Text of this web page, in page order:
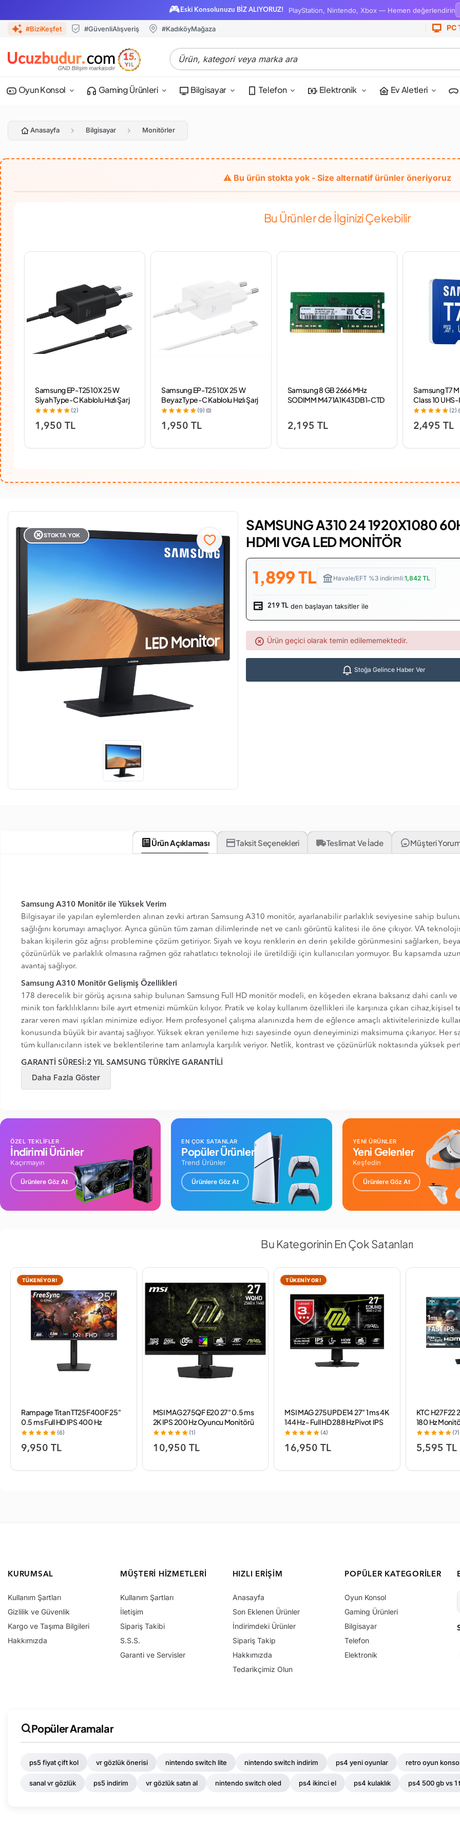
🎮 Eski Konsolunuzu BİZ ALIYORUZ! PlayStation, Nintendo, Xbox — Hemen değerlendirin
#BiziKeşfet #GüvenliAlışveriş #KadıköyMağaza PC
Oyun Konsol Gaming Ürünleri Bilgisayar Telefon Elektronik Ev Aletleri
Anasayfa Bilgisayar Monitörler
Bu Ürünler de İlginizi Çekebilir
Samsung EP-T2510X 25 W
Siyah Type-C Kablolu Hızlı Şarj
Aleti
(2)
1,950 TL
Samsung EP-T2510X 25 W
Beyaz Type-C Kablolu Hızlı Şarj
Aleti
(9)
1,950 TL
Samsung 8 GB 2666 MHz
SODIMM M471A1K43DB1-CTD
2,195 TL
Samsung T7
Class 10
Micro SD Kart
(2)
2,495 TL
STOKTA YOK
SAMSUNG A310 24 1920X1080
HDMI VGA LED MONİTÖR
1,899TL Havale/EFT %3 indirimli:1,842 TL
219 TL den başlayan taksitler ile
Ürün geçici olarak temin edilememektedir.
Stoğa Gelince Haber Ver
Ürün Açıklaması Taksit Seçenekleri Teslimat Ve İade Müşteri
Samsung A310 Monitör ile Yüksek Verim
Bilgisayar ile yapılan eylemlerden alınan zevki artıran Samsung A310 monitör, ayarlanabilir parlaklık seviyesine sahip
sağlığını korumayı amaçlıyor. Ayrıca günün tüm zaman dilimlerinde net ve canlı görüntü kalitesi ile öne çıkıyor. VA
bakan kişilerin göz ağrısı problemine çözüm getiriyor. Siyah ve koyu renklerin en derin şekilde görünmesini sağlarken,
çözünürlük ve parlaklık olmasına rağmen göz rahatlatıcı teknoloji ile üretildiği için kullanıcıları yormuyor. Bu kapsamda
avantaj sağlıyor.
Samsung A310 Monitör Gelişmiş Özellikleri
178 derecelik bir görüş açısına sahip bulunan Samsung Full HD monitör modeli, en köşeden ekrana baksanız dahi canlı
minik ton farklılıklarını bile ayırt etmenizi mümkün kılıyor. Pratik ve kolay kullanım özellikleri ile karşınıza çıkan
zarar veren mavi ışıkları minimize ediyor. Hem profesyonel çalışma alanınızda hem de eğlence amaçlı aktivitelerinizde
konusunda büyük bir avantaj sağlıyor. Yüksek ekran yenileme hızı sayesinde oyun deneyiminizi maksimuma çıkarıyor. Her
tüm kullanıcıların istek ve beklentilerine tam anlamıyla karşılık veriyor. Netlik, kontrast ve çözünürlük noktasında yüksek
GARANTİ SÜRESİ:2 YIL SAMSUNG TÜRKİYE GARANTİLİ
Daha Fazla Göster
ÖZEL TEKLİFLER
İndirimli Ürünler
Kaçırmayın
Ürünlere Göz At
EN ÇOK SATANLAR
Popüler Ürünler
Trend Ürünler
Ürünlere Göz At
YENİ ÜRÜNLER
Yeni Gelenler
Keşfedin
Ürünlere Göz At
Bu Kategorinin En Çok Satanları
TÜKENİYOR!
Rampage Titan TT25F400F 25"
0.5 ms Full HD IPS 400 Hz
Oyuncu Monitörü
(6)
9,950 TL
MSI MAG 275QF E20 27" 0.5 ms
2K IPS 200 Hz Oyuncu Monitörü
(1)
10,950 TL
TÜKENİYOR!
MSI MAG 275UPD E14 27" 1 ms 4K
144 Hz - Full HD 288 Hz Pivot IPS
Oyuncu Monitörü
(4)
16,950 TL
KTC H27F22
180 Hz
(7)
5,595 TL
KURUMSAL
Kullanım Şartları
Gizlilik ve Güvenlik
Kargo ve Taşıma Bilgileri
Hakkımızda
MÜŞTERI HIZMETLERI
Kullanım Şartları
İletişim
Sipariş Takibi
S.S.S.
Garanti ve Servisler
HIZLI ERIŞIM
Anasayfa
Son Eklenen Ürünler
İndirimdeki Ürünler
Sipariş Takip
Hakkımızda
Tedarikçimiz Olun
POPÜLER KATEGORILER
Oyun Konsol
Gaming Ürünleri
Bilgisayar
Telefon
Elektronik
Popüler Aramalar
ps5 fiyat çift kol vr gözlük önerisi nintendo switch lite nintendo switch indirim ps4 yeni oyunlar retro oyun
sanal vr gözlük ps5 indirim vr gözlük satın al nintendo switch oled ps4 ikinci el ps4 kulaklık ps4 500 gb vs 1